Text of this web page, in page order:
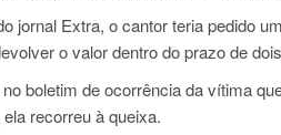
jornal Extra, o cantor teria pedido
o valor dentro do prazo de
boletim de ocorrência da vítima
recorreu à queixa.